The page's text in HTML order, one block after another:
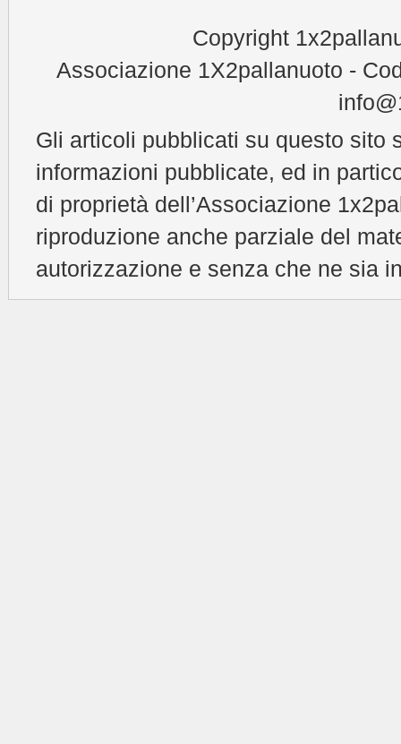
Copyright
Associazione 1X2pallanuoto -
Gli articoli pubblicati su questo sito
informazioni pubblicate, ed in
di proprietà dell’Associazione
riproduzione anche parziale del
autorizzazione e senza che ne sia